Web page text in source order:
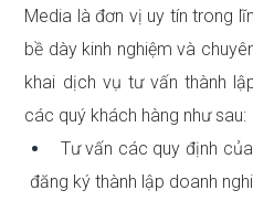
Media là đơn vị uy tín trong
bề dày kinh nghiệm và
khai dịch vụ tư vấn thành
các quý khách hàng như sau:
Tư vấn các quy định
đăng ký thành lập doanh